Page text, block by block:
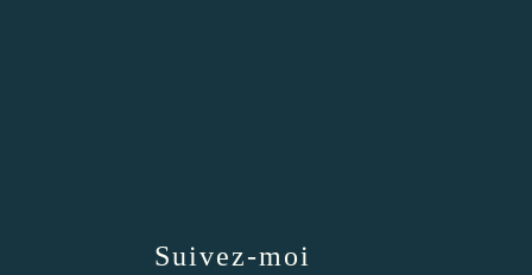
Suivez-moi